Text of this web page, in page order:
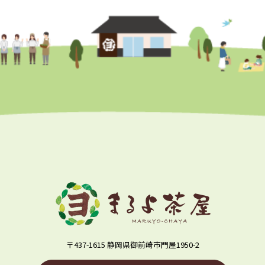
〒437-1615 静岡県御前崎市門屋1950-2